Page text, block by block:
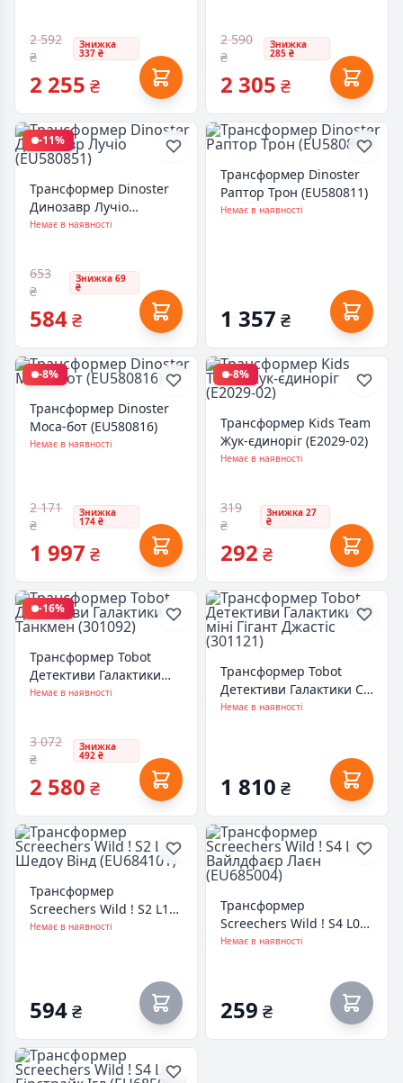
2 592
₴
Знижка
337 ₴
2 255 ₴
2 590
₴
Знижка
285 ₴
2 305 ₴
-11%
Трансформер Dinoster
Динозавр Лучіо
(EU580851)
Немає в наявності
653
₴
Знижка 69
₴
584₴
Трансформер Dinoster
Раптор Трон (EU580811)
Немає в наявності
1 357 ₴
-8%
Трансформер Dinoster
Моса-бот (EU580816)
Немає в наявності
2 171
₴
Знижка
174 ₴
1 997 ₴
-8%
Трансформер Kids Team
Жук-єдиноріг (E2029-02)
Немає в наявності
319
₴
Знижка 27
₴
292 ₴
-16%
Трансформер Tobot
Детективи Галактики
Танкмен (301092)
Немає в наявності
3 072
₴
Знижка
492 ₴
2 580 ₴
Трансформер Tobot
Детективи Галактики С2
міні Гігант Джастіс
Немає в наявності
1 810 ₴
Трансформер
Screechers Wild ! S2 L1
Шедоу Вінд (EU684101)
Немає в наявності
594₴
Трансформер
Screechers Wild ! S4 L0
Вайлдфаєр Лаєн
Немає в наявності
259 ₴